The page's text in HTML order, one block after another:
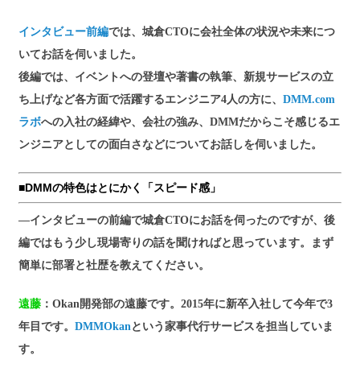
インタビュー前編では、城倉CTOに会社全体の状況や未来につ
いてお話を伺いました。
後編では、イベントへの登壇や著書の執筆、新規サービスの立
ち上げなど各方面で活躍するエンジニア4人の方に、DMM.com
ラボへの入社の経緯や、会社の強み、DMMだからこそ感じるエ
ンジニアとしての面白さなどについてお話しを伺いました。
■DMMの特色はとにかく「スピード感」
―インタビューの前編で城倉CTOにお話を伺ったのですが、後
編ではもう少し現場寄りの話を聞ければと思っています。まず
簡単に部署と社歴を教えてください。
遠藤 ：Okan開発部の遠藤です。2015年に新卒入社して今年で3
年目です。DMMOkan という家事代行サービスを担当していま
す。